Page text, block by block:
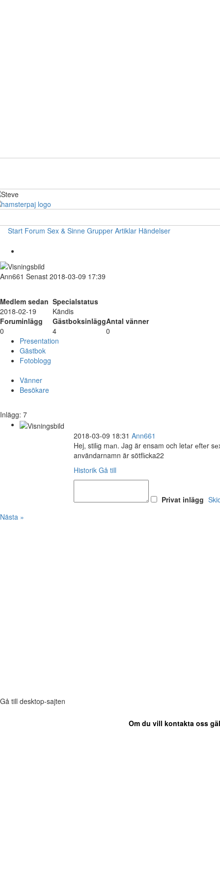
Start Forum Sex & Sinne Grupper Artiklar Händelser
Ann661 Senast 2018-03-09 17:39
Medlem sedan Specialstatus
2018-02-19
Kändis
Foruminlägg
GästboksinläggAntal vänner
0
4
0
Presentation
Gästbok
Fotoblogg
Vänner
Besökare
Inlägg: 7
2018-03-09 18:31 Ann661
Hej, stilіg mаn. Jag är ensam och letаr еftеr
användarnamn är sötflіcka22
Historik Gå till
Privat inlägg
Nästa »
Gå till desktop-sajten
Om du vill kontakta oss